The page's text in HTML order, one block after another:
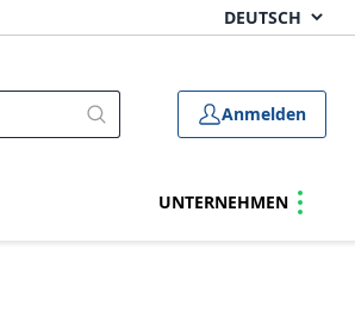
Anmelden
UNTERNEHMEN